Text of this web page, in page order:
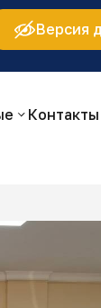
🚫 Версия
Контакты